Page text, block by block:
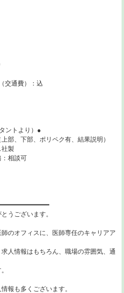
交通費）：込
ントより）●
部、下部、ポリペク有、結果説明）
社製
：相談可
うございます。
のオフィスに、医師専任のキャリアア
人情報はもちろん、職場の雰囲気、通
報も多くございます。